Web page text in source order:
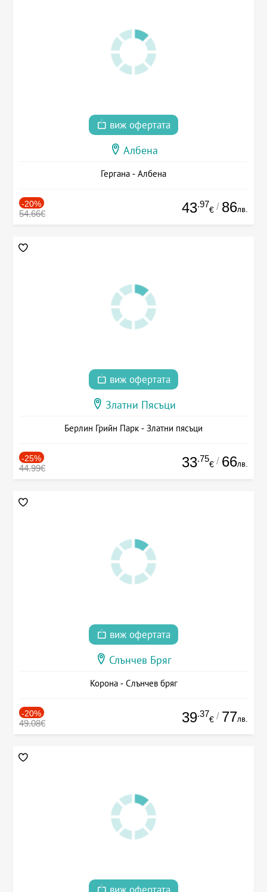
виж офертата
Албена
Гергана - Албена
-20%
54.66€ 43.97
€ / 86лв.
виж офертата
Златни Пясъци
Берлин Грийн Парк - Златни пясъци
-25%
44.99€ 33.75
€ / 66лв.
виж офертата
Слънчев Бряг
Корона - Слънчев бряг
-20%
49.08€ 39.37
€ / 77лв.
виж офертата